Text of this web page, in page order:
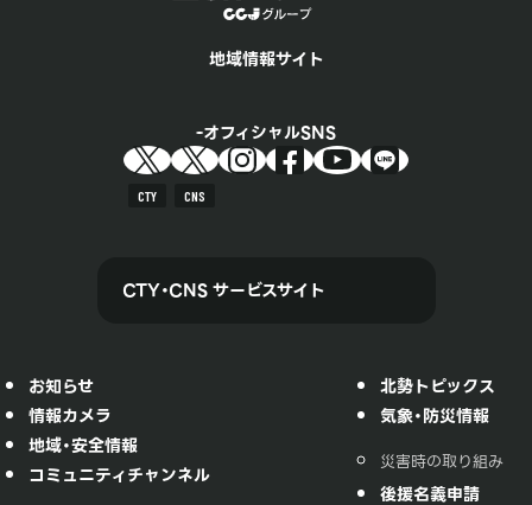
地域情報サイト
オフィシャルSNS
CTY CNS
CTY・CNS サービスサイト
お知らせ
情報カメラ
地域・安全情報
コミュニティチャンネル
北勢トピックス
気象・防災情報
災害時の取り組み
後援名義申請